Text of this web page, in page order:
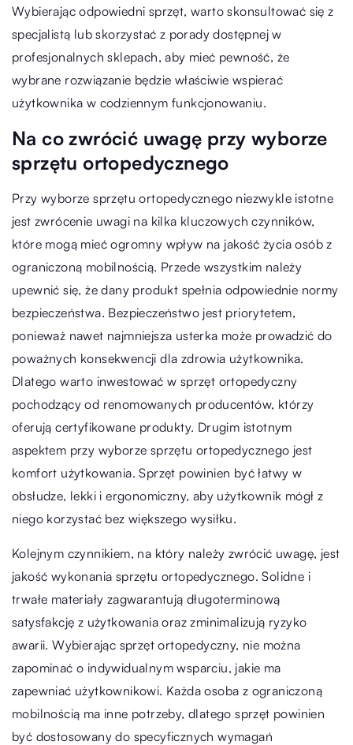
Wybierając odpowiedni sprzęt, warto skonsultować się z
specjalistą lub skorzystać z porady dostępnej w
profesjonalnych sklepach, aby mieć pewność, że
wybrane rozwiązanie będzie właściwie wspierać
użytkownika w codziennym funkcjonowaniu.
Na co zwrócić uwagę przy wyborze
sprzętu ortopedycznego
Przy wyborze sprzętu ortopedycznego niezwykle istotne
jest zwrócenie uwagi na kilka kluczowych czynników,
które mogą mieć ogromny wpływ na jakość życia osób z
ograniczoną mobilnością. Przede wszystkim należy
upewnić się, że dany produkt spełnia odpowiednie normy
bezpieczeństwa. Bezpieczeństwo jest priorytetem,
ponieważ nawet najmniejsza usterka może prowadzić do
poważnych konsekwencji dla zdrowia użytkownika.
Dlatego warto inwestować w sprzęt ortopedyczny
pochodzący od renomowanych producentów, którzy
oferują certyfikowane produkty. Drugim istotnym
aspektem przy wyborze sprzętu ortopedycznego jest
komfort użytkowania. Sprzęt powinien być łatwy w
obsłudze, lekki i ergonomiczny, aby użytkownik mógł z
niego korzystać bez większego wysiłku.
Kolejnym czynnikiem, na który należy zwrócić uwagę, jest
jakość wykonania sprzętu ortopedycznego. Solidne i
trwałe materiały zagwarantują długoterminową
satysfakcję z użytkowania oraz zminimalizują ryzyko
awarii. Wybierając sprzęt ortopedyczny, nie można
zapominać o indywidualnym wsparciu, jakie ma
zapewniać użytkownikowi. Każda osoba z ograniczoną
mobilnością ma inne potrzeby, dlatego sprzęt powinien
być dostosowany do specyficznych wymagań